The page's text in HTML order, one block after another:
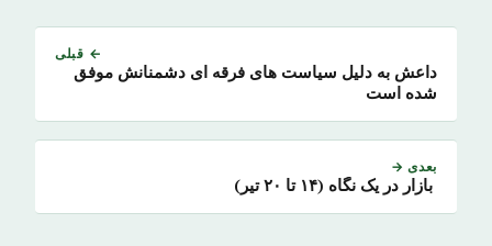
← قبلی
داعش به دلیل سیاست های فرقه ای دشمنانش موفق
شده است
بعدی →
بازار در یک نگاه (۱۴ تا ۲۰ تیر)